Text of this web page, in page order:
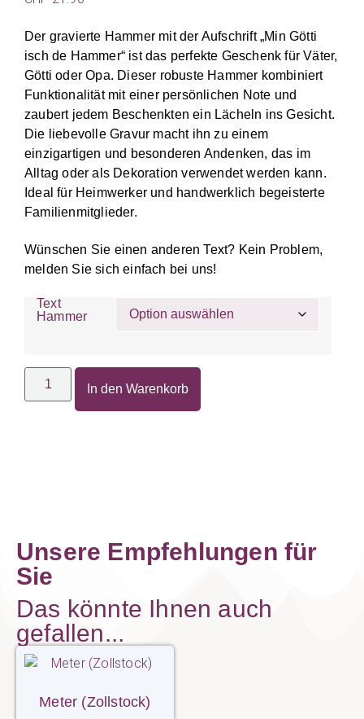
Der gravierte Hammer mit der Aufschrift „Min Götti
isch de Hammer“ ist das perfekte Geschenk für Väter,
Götti oder Opa. Dieser robuste Hammer kombiniert
Funktionalität mit einer persönlichen Note und
zaubert jedem Beschenkten ein Lächeln ins Gesicht.
Die liebevolle Gravur macht ihn zu einem
einzigartigen und besonderen Andenken, das im
Alltag oder als Dekoration verwendet werden kann.
Ideal für Heimwerker und handwerklich begeisterte
Familienmitglieder.
Wünschen Sie einen anderen Text? Kein Problem,
melden Sie sich einfach bei uns!
Text
Hammer
In den Warenkorb
Unsere Empfehlungen für
Sie
Das könnte Ihnen auch
gefallen...
Meter (Zollstock)